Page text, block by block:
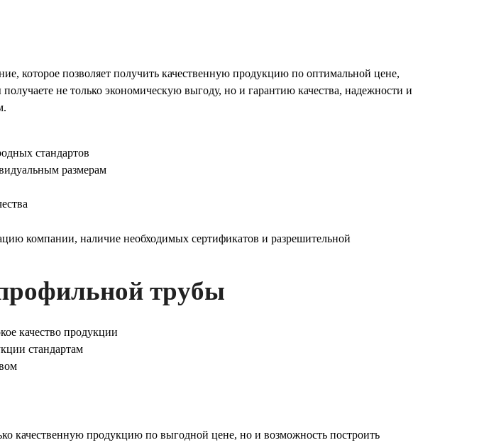
которое позволяет получить качественную продукцию по оптимальной цене,
не только экономическую выгоду, но и гарантию качества, надежности и
стандартов
размерам
компании, наличие необходимых сертификатов и разрешительной
трубы
качество продукции
стандартам
качественную продукцию по выгодной цене, но и возможность построить